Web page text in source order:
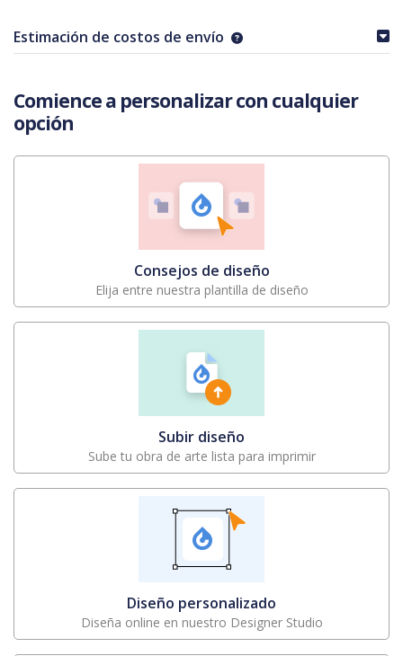
Estimación de costos de envío
Comience a personalizar con cualquier
opción
Consejos de diseño
Elija entre nuestra plantilla de diseño
Subir diseño
Sube tu obra de arte lista para imprimir
Diseño personalizado
Diseña online en nuestro Designer Studio